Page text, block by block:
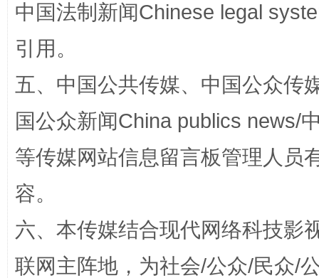
漫山遍野的桃花与雪山、麦地、白藏房
中国法制新闻Chinese legal
引用。
五、中国公共传媒、中国公众传
国公众新闻China publics news/
等传媒网站信息留言板管理人员
容。
六、本传媒结合现代网络科技影
联网主阵地，为社会/公众/民众/